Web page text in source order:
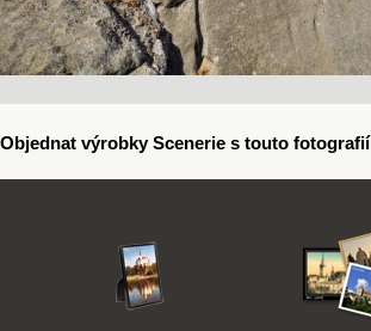
Objednat výrobky Scenerie s touto fotografií